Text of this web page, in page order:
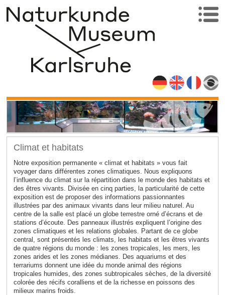
Climat et habitats
Notre exposition permanente « climat et habitats » vous fait
voyager dans différentes zones climatiques. Nous expliquons
l’influence du climat sur la répartition dans le monde des habitats et
des êtres vivants. Divisée en cinq parties, la particularité de cette
exposition est de proposer des informations passionnantes
illustrées par des animaux vivants dans leur milieu naturel. Au
centre de la salle est placé un globe terrestre orné d’écrans et de
stations d’écoute. Des panneaux illustrés expliquent l’origine des
zones climatiques et les relations globales. Partant de ce globe
central, sont présentés les climats, les habitats et les êtres vivants
de quatre régions du monde : les zones tropicales, les mers, les
zones arides et les zones médianes. Des aquariums et des
terrariums donnent une idée du monde animal des régions
tropicales humides, des zones subtropicales sèches, de la diversité
colorée des récifs coralliens et de la richesse en poissons des
milieux marins froids